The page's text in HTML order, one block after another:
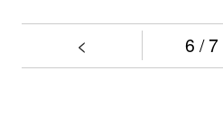
< 6 / 7